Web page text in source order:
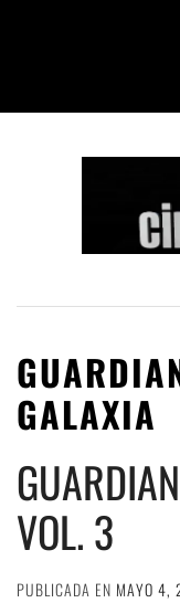
GALAXIA
VOL. 3
PUBLICADA EN MAYO 4,